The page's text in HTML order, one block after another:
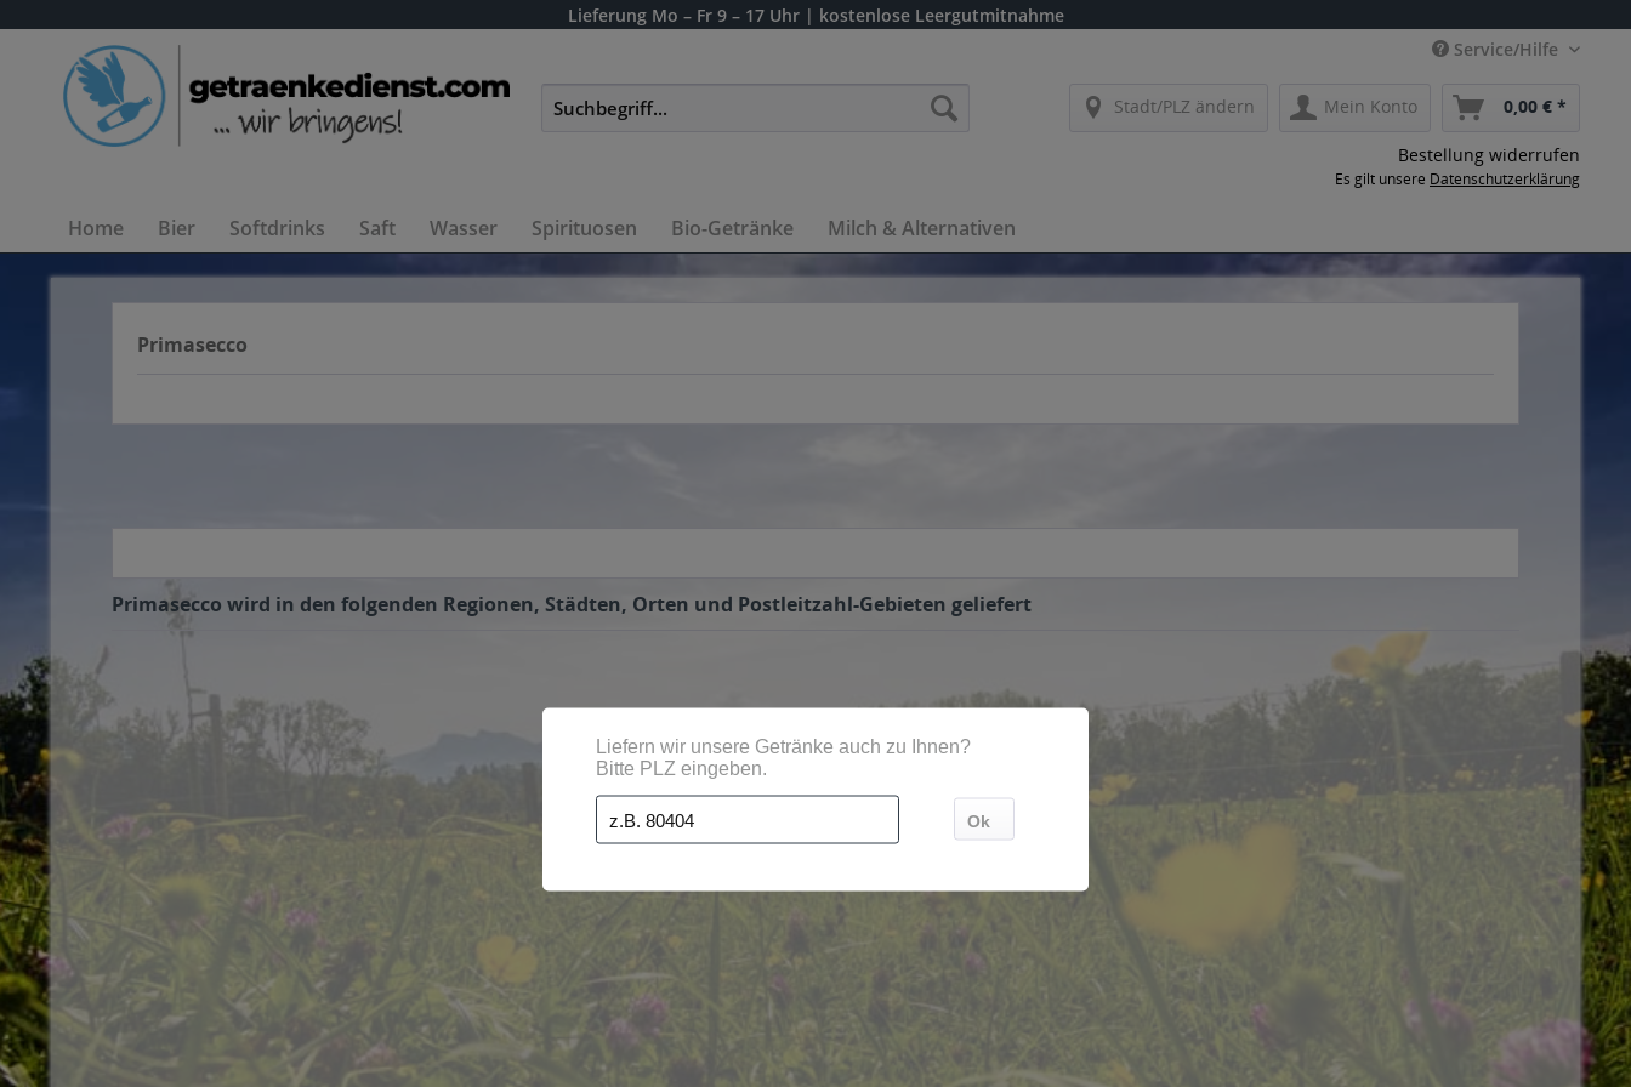
Lieferung Mo – Fr 9 – 17 Uhr | kostenlose Leergutmitnahme
Service/Hilfe
Stadt/PLZ ändern Mein Konto 0,00 € *
Bestellung widerrufen
Es gilt unsere Datenschutzerklärung
Home Bier Softdrinks Saft Wasser Spirituosen Bio-Getränke Milch & Alternativen
Primasecco
Primasecco wird in den folgenden Regionen, Städten, Orten und Postleitzahl-Gebieten geliefert